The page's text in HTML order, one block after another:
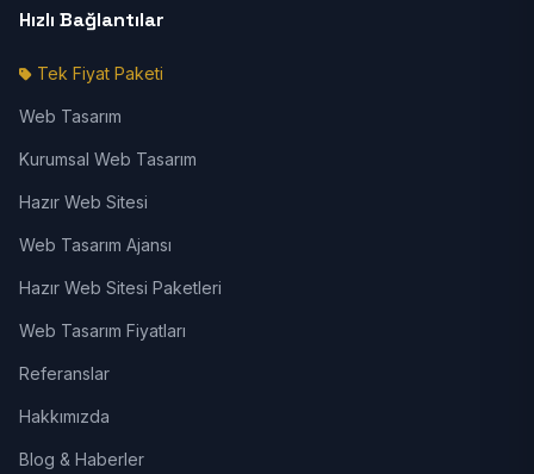
Hızlı Bağlantılar
Tek Fiyat Paketi
Web Tasarım
Kurumsal Web Tasarım
Hazır Web Sitesi
Web Tasarım Ajansı
Hazır Web Sitesi Paketleri
Web Tasarım Fiyatları
Referanslar
Hakkımızda
Blog & Haberler